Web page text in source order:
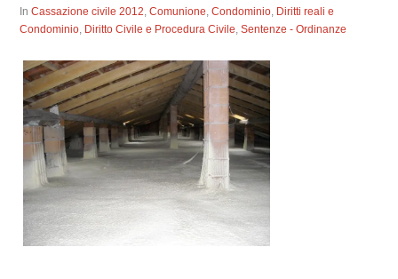
InCassazione civile 2012,Comunione,Condominio, Diritti reali e
Condominio, Diritto Civile e Procedura Civile,Sentenze - Ordinanze